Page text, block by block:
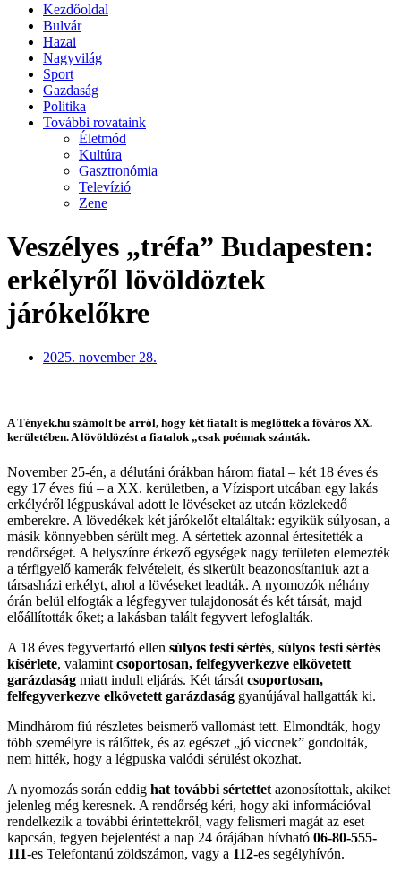
Kezdőoldal
Bulvár
Hazai
Nagyvilág
Sport
Gazdaság
Politika
További rovataink
Életmód
Kultúra
Gasztronómia
Televízió
Zene
Veszélyes „tréfa” Budapesten:
erkélyről lövöldöztek
járókelőkre
2025. november 28.
A Tények.hu számolt be arról, hogy két fiatalt is meglőttek a főváros XX.
kerületében. A lövöldözést a fiatalok „csak poénnak szánták.
November 25-én, a délutáni órákban három fiatal – két 18 éves és
egy 17 éves fiú – a XX. kerületben, a Vízisport utcában egy lakás
erkélyéről légpuskával adott le lövéseket az utcán közlekedő
emberekre. A lövedékek két járókelőt eltaláltak: egyikük súlyosan, a
másik könnyebben sérült meg. A sértettek azonnal értesítették a
rendőrséget. A helyszínre érkező egységek nagy területen elemezték
a térfigyelő kamerák felvételeit, és sikerült beazonosítaniuk azt a
társasházi erkélyt, ahol a lövéseket leadták. A nyomozók néhány
órán belül elfogták a légfegyver tulajdonosát és két társát, majd
előállították őket; a lakásban talált fegyvert lefoglalták.
A 18 éves fegyvertartó ellen súlyos testi sértés, súlyos testi sértés
kísérlete, valamint csoportosan, felfegyverkezve elkövetett
garázdaság miatt indult eljárás. Két társát csoportosan,
felfegyverkezve elkövetett garázdaság gyanújával hallgatták ki.
Mindhárom fiú részletes beismerő vallomást tett. Elmondták, hogy
több személyre is rálőttek, és az egészet „jó viccnek” gondolták,
nem hitték, hogy a légpuska valódi sérülést okozhat.
A nyomozás során eddig hat további sértettet azonosítottak, akiket
jelenleg még keresnek. A rendőrség kéri, hogy aki információval
rendelkezik a további érintettekről, vagy felismeri magát az eset
kapcsán, tegyen bejelentést a nap 24 órájában hívható 06-80-555-
111-es Telefontanú zöldszámon, vagy a 112-es segélyhívón.